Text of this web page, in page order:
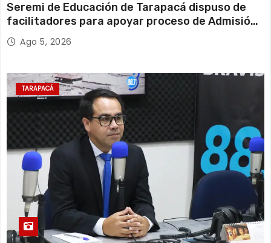
Seremi de Educación de Tarapacá dispuso de
facilitadores para apoyar proceso de Admisión
Escolar 2027
Ago 5, 2026
TARAPACÁ